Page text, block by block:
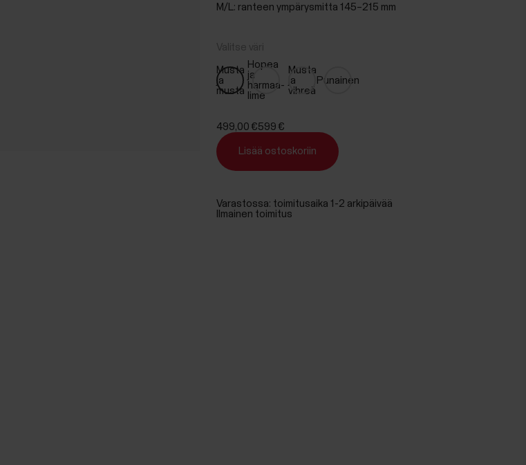
M/L: ranteen ympärysmitta 145–215 mm
Musta
ja
musta
Hopea
ja
harmaa-
lime
Musta
ja
vihreä
Punainen
499,00 €599 €
Lisää ostoskoriin
Varastossa: toimitusaika 1-2 arkipäivää
Ilmainen toimitus